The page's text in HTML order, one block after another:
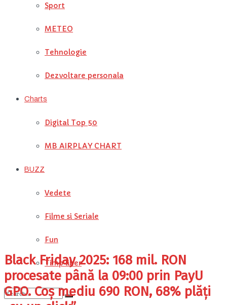
Sport
METEO
Tehnologie
Dezvoltare personala
Charts
Digital Top 50
MB AIRPLAY CHART
BUZZ
Vedete
Filme si Seriale
Fun
Timp liber
Black Friday 2025: 168 mil. RON
procesate până la 09:00 prin PayU
GPO. Coș mediu 690 RON, 68% plăți